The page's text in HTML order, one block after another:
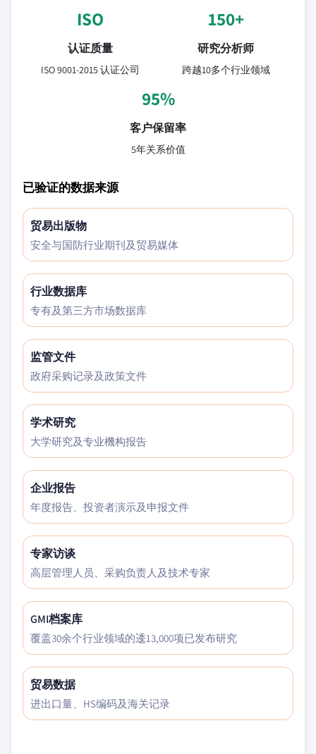
ISO
认证质量
ISO 9001-2015 认证公司
150+
研究分析师
跨越10多个行业领域
95%
客户保留率
5年关系价值
已验证的数据来源
贸易出版物
安全与国防行业期刊及贸易媒体
行业数据库
专有及第三方市场数据库
监管文件
政府采购记录及政策文件
学术研究
大学研究及专业機构报告
企业报告
年度报告、投资者演示及申报文件
专家访谈
高层管理人员、采购负责人及技术专家
GMI档案库
覆盖30余个行业领域的逶13,000项已发布研究
贸易数据
进出口量、HS编码及海关记录